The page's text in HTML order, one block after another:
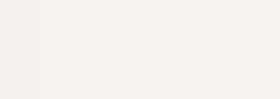
Versailles)
historique de Versailles)
historique de Versailles)